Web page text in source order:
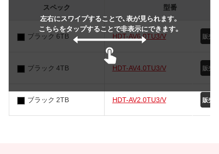
左右にスワイプすることで、表が見られます。
こちらをタップすることで非表示にできます。
スペック 型番
ブラック 6TB HDT-AV6.0TU3/V
ブラック 4TB HDT-AV4.0TU3/V
ブラック 2TB HDT-AV2.0TU3/V